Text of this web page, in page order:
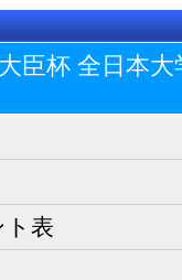
臣杯 全日本
ト表